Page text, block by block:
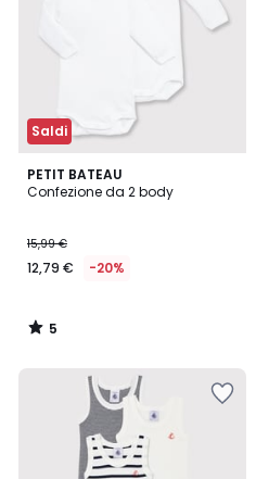
Saldi
PETIT BATEAU
Confezione da 2 body
15,99 €
12,79 € -20%
5
/
5
/